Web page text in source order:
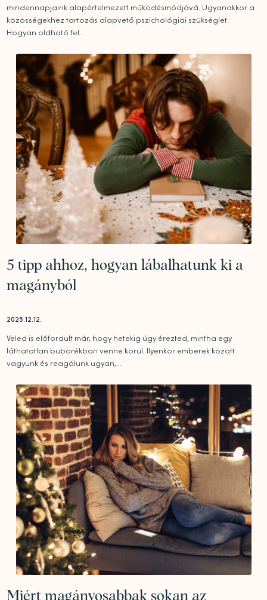
mindennapjaink alapértelmezett működésmódjává. Ugyanakkor a
közösségekhez tartozás alapvető pszichológiai szükséglet.
Hogyan oldható fel...
5 tipp ahhoz, hogyan lábalhatunk ki a
magányból
2025.12.12.
Veled is előfordult már, hogy hetekig úgy érezted, mintha egy
láthatatlan buborékban venne körül. Ilyenkor emberek között
vagyunk és reagálunk ugyan,...
Miért magányosabbak sokan az